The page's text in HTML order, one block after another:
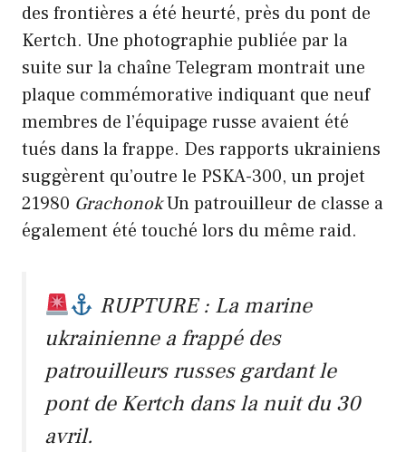
des frontières a été heurté, près du pont de
Kertch. Une photographie publiée par la
suite sur la chaîne Telegram montrait une
plaque commémorative indiquant que neuf
membres de l’équipage russe avaient été
tués dans la frappe. Des rapports ukrainiens
suggèrent qu’outre le PSKA-300, un projet
21980 GrachonokUn patrouilleur de classe a
également été touché lors du même raid.
RUPTURE : La marine
ukrainienne a frappé des
patrouilleurs russes gardant le
pont de Kertch dans la nuit du 30
avril.